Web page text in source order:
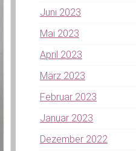
Juni 2023
Mai 2023
April 2023
März 2023
Februar 2023
Januar 2023
Dezember 2022